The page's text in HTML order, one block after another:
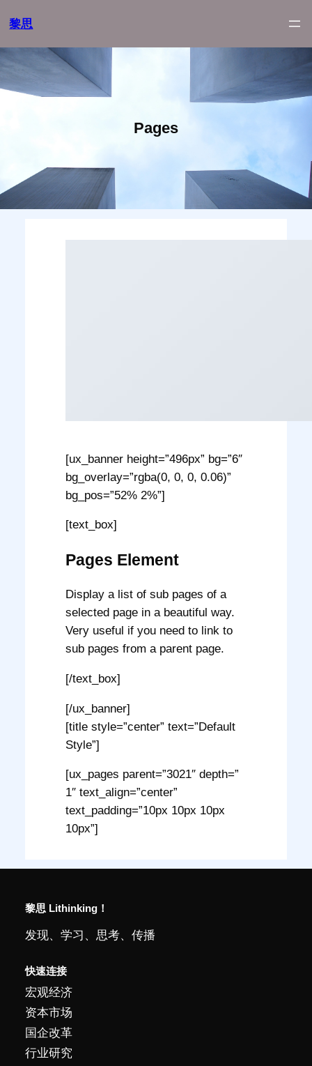
至
内
容
黎思
Pages
[ux_banner height=”496px” bg=”6″
bg_overlay=”rgba(0, 0, 0, 0.06)”
bg_pos=”52% 2%”]
[text_box]
Pages Element
Display a list of sub pages of a
selected page in a beautiful way.
Very useful if you need to link to
sub pages from a parent page.
[/text_box]
[/ux_banner]
[title style=”center” text=”Default
Style”]
[ux_pages parent=”3021″ depth=”
1″ text_align=”center”
text_padding=”10px 10px 10px
10px”]
黎思 Lithinking！
发现、学习、思考、传播
快速连接
宏观经济
资本市场
国企改革
行业研究